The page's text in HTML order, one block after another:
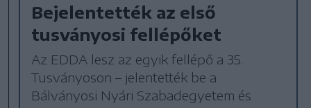
Bejelentették az első
tusványosi fellépőket
Az EDDA lesz az egyik fellépő a 35.
Tusványoson – jelentették be a
Bálványosi Nyári Szabadegyetem és